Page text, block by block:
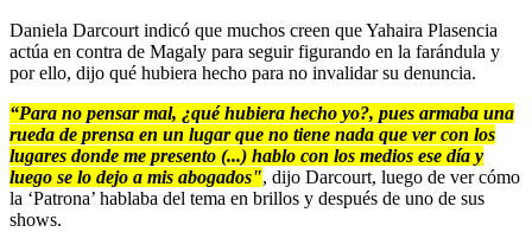
Daniela Darcourt indicó que muchos creen que Yahaira Plasencia
actúa en contra de Magaly para seguir figurando en la farándula y
por ello, dijo qué hubiera hecho para no invalidar su denuncia.
“Para no pensar mal, ¿qué hubiera hecho yo?, pues armaba una
rueda de prensa en un lugar que no tiene nada que ver con los
lugares donde me presento (...) hablo con los medios ese día y
luego se lo dejo a mis abogados", dijo Darcourt, luego de ver cómo
la ‘Patrona’ hablaba del tema en brillos y después de uno de sus
shows.